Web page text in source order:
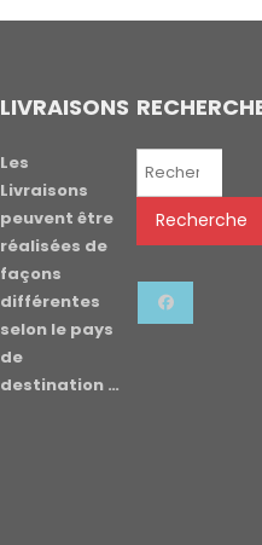
LIVRAISONS
Les
Livraisons
peuvent être
réalisées de
façons
différentes
selon le pays
de
destination …
Recherche